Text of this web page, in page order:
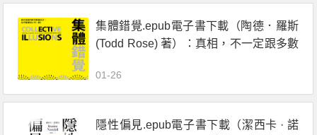
集體錯覺.epub電子書下載（陶德．羅斯
(Todd Rose) 著）：真相，不一定跟多數
01-26
隱性偏見.epub電子書下載（潔西卡 · 諾